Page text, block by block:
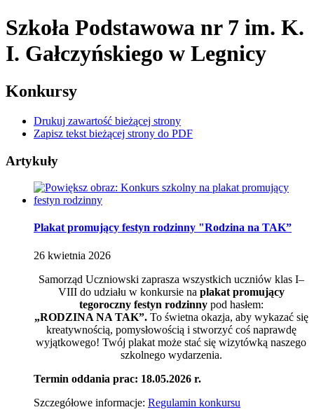
Szkoła Podstawowa nr 7 im. K.
I. Gałczyńskiego w Legnicy
Konkursy
Drukuj zawartość bieżącej strony
Zapisz tekst bieżącej strony do PDF
Artykuły
Plakat promujący festyn rodzinny "Rodzina na TAK”
26 kwietnia 2026
Samorząd Uczniowski zaprasza wszystkich uczniów klas I–
VIII do udziału w konkursie na plakat promujący
tegoroczny festyn rodzinnypod hasłem:
„RODZINA NA TAK”. To świetna okazja, aby wykazać się
kreatywnością, pomysłowością i stworzyć coś naprawdę
wyjątkowego! Twój plakat może stać się wizytówką naszego
szkolnego wydarzenia.
Termin oddania prac: 18.05.2026 r.
Szczegółowe informacje: Regulamin konkursu